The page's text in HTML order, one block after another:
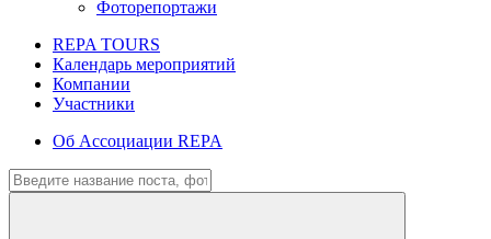
Фоторепортажи
REPA TOURS
Календарь мероприятий
Компании
Участники
Об Ассоциации REPA